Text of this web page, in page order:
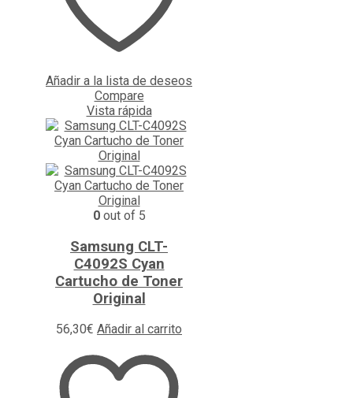
Añadir a la lista de deseos
Compare
Vista rápida
0out of 5
Samsung CLT-
C4092S Cyan
Cartucho de Toner
Original
56,30€ Añadir al carrito